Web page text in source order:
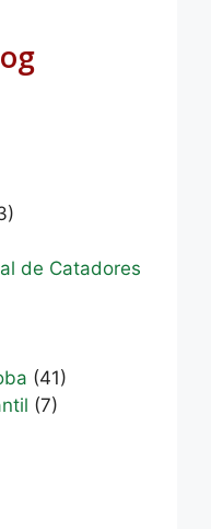
de Catadores
(41)
(7)